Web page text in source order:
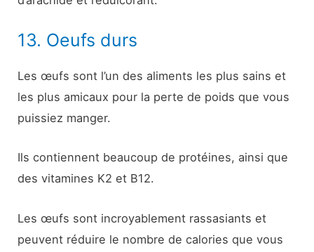
13. Oeufs durs
Les œufs sont l’un des aliments les plus sains et
les plus amicaux pour la perte de poids que vous
puissiez manger.
Ils contiennent beaucoup de protéines, ainsi que
des vitamines K2 et B12.
Les œufs sont incroyablement rassasiants et
peuvent réduire le nombre de calories que vous